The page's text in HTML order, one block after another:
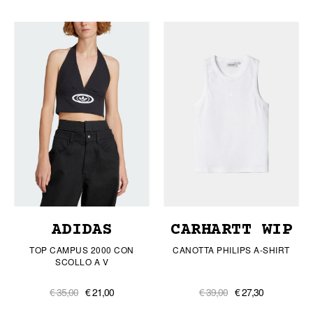
ADIDAS
TOP CAMPUS 2000 CON
SCOLLO A V
€ 35,00 € 21,00
CARHARTT WIP
CANOTTA PHILIPS A-SHIRT
€ 39,00 € 27,30